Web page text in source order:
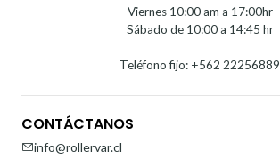
Viernes 10:00 am a 17:00hr
Sábado de 10:00 a 14:45 hr
Teléfono fijo: +562 22256889
CONTÁCTANOS
info@rollervar.cl